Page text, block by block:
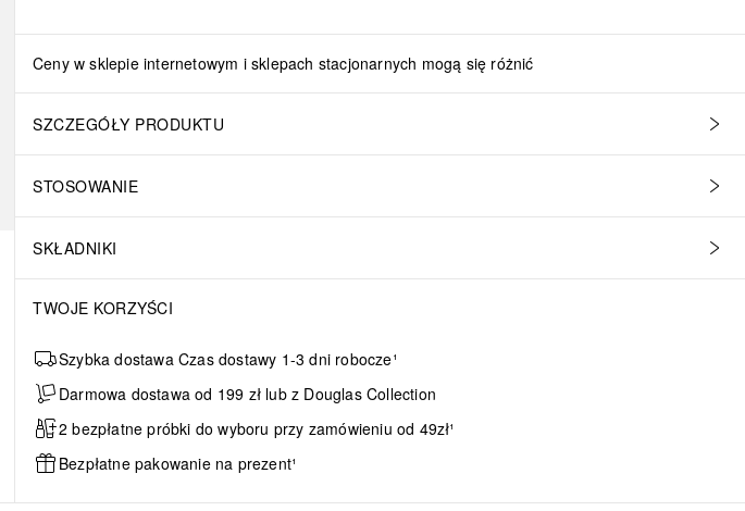
Ceny w sklepie internetowym i sklepach stacjonarnych mogą się różnić
SZCZEGÓŁY PRODUKTU
STOSOWANIE
SKŁADNIKI
TWOJE KORZYŚCI
Szybka dostawa Czas dostawy 1-3 dni robocze¹
Darmowa dostawa od 199 zł lub z Douglas Collection
2 bezpłatne próbki do wyboru przy zamówieniu od 49zł¹
Bezpłatne pakowanie na prezent¹